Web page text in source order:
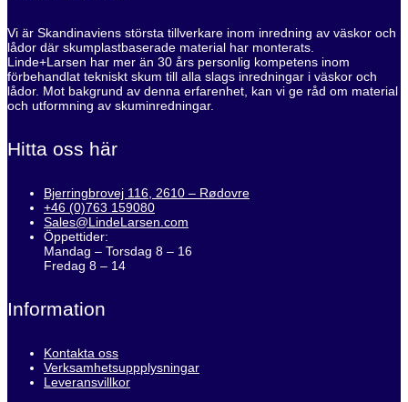
Vi är Skandinaviens största tillverkare inom inredning av väskor och
lådor där skumplastbaserade material har monterats.
Linde+Larsen har mer än 30 års personlig kompetens inom
förbehandlat tekniskt skum till alla slags inredningar i väskor och
lådor. Mot bakgrund av denna erfarenhet, kan vi ge råd om material
och utformning av skuminredningar.
Hitta oss här
Bjerringbrovej 116, 2610 – Rødovre
+46 (0)763 159080
Sales@LindeLarsen.com
Öppettider:
Mandag – Torsdag 8 – 16
Fredag 8 – 14
Information
Kontakta oss
Verksamhetsuppplysningar
Leveransvillkor